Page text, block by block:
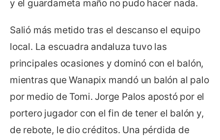
y el guardameta maño no pudo hacer nada.
Salió más metido tras el descanso el equipo
local. La escuadra andaluza tuvo las
principales ocasiones y dominó con el balón,
mientras que Wanapix mandó un balón al palo
por medio de Tomi. Jorge Palos apostó por el
portero jugador con el fin de tener el balón y,
de rebote, le dio créditos. Una pérdida de